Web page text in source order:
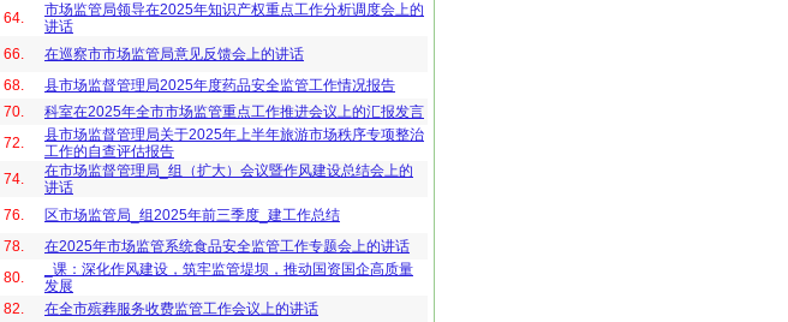
64.
市场监管局领导在2025年知识产权重点工作分析调度会上的
讲话
66.
在巡察市市场监管局意见反馈会上的讲话
68.
县市场监督管理局2025年度药品安全监管工作情况报告
70.
科室在2025年全市市场监管重点工作推进会议上的汇报发言
72.
县市场监督管理局关于2025年上半年旅游市场秩序专项整治
工作的自查评估报告
74.
在市场监督管理局_组（扩大）会议暨作风建设总结会上的
讲话
76.
区市场监管局_组2025年前三季度_建工作总结
78.
在2025年市场监管系统食品安全监管工作专题会上的讲话
80.
_课：深化作风建设，筑牢监管堤坝，推动国资国企高质量
发展
82.
在全市殡葬服务收费监管工作会议上的讲话